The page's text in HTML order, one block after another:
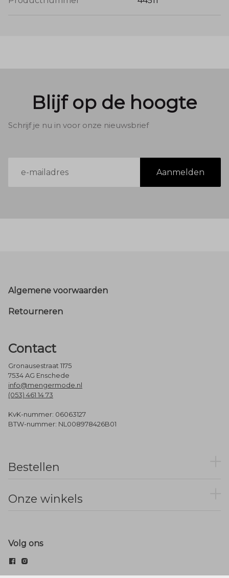
Blijf op de hoogte
Schrijf je nu in voor onze nieuwsbrief
mailadres
Aanmelden
Footer
Algemene voorwaarden
Retourneren
Contact
Gronausestraat 1175
7534 AG Enschede
info@mengermode.nl
(053) 461 14 73
KvK-nummer: 06063127
BTW-nummer: NL008978426B01
Bestellen
Onze winkels
Volg ons